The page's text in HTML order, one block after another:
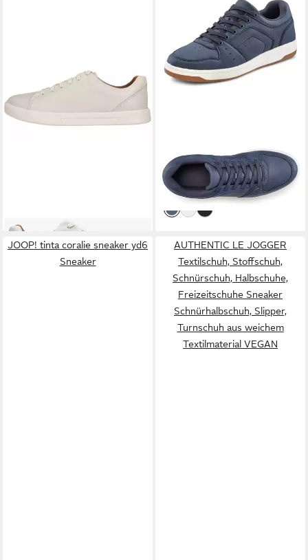
AUTHENTIC LE JOGGER
Schnürhalbschuh,
Freizeitschuh, Schnürschuh,
Turnschuh Sneaker im
VEGAN
44,99 €
JOOP! tinta coralie sneaker yd6
Sneaker
AUTHENTIC LE JOGGER
Textilschuh, Stoffschuh,
Schnürschuh, Halbschuhe,
Freizeitschuhe Sneaker
Schnürhalbschuh, Slipper,
Turnschuh aus weichem
Textilmaterial VEGAN